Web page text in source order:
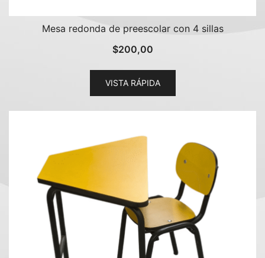
Mesa redonda de preescolar con 4 sillas
$200,00
VISTA RÁPIDA